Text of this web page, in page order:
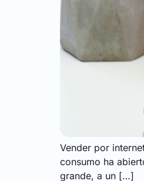
Vender por
consumo ha
grande, a un […]